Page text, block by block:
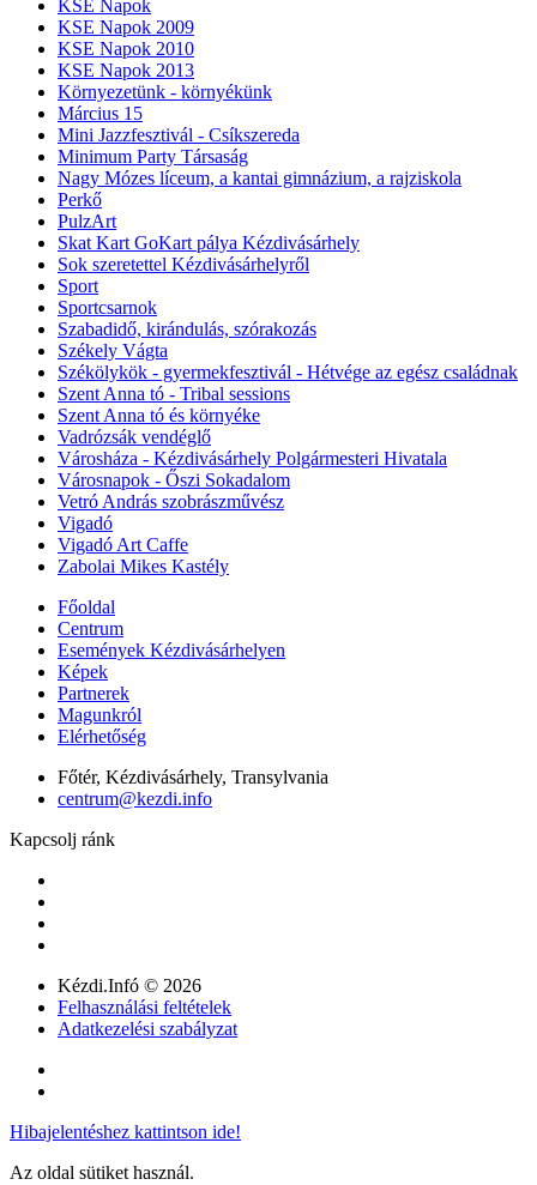
KSE Napok
KSE Napok 2009
KSE Napok 2010
KSE Napok 2013
Környezetünk - környékünk
Március 15
Mini Jazzfesztivál - Csíkszereda
Minimum Party Társaság
Nagy Mózes líceum, a kantai gimnázium, a rajziskola
Perkő
PulzArt
Skat Kart GoKart pálya Kézdivásárhely
Sok szeretettel Kézdivásárhelyről
Sport
Sportcsarnok
Szabadidő, kirándulás, szórakozás
Székely Vágta
Székölykök - gyermekfesztivál - Hétvége az egész családnak
Szent Anna tó - Tribal sessions
Szent Anna tó és környéke
Vadrózsák vendéglő
Városháza - Kézdivásárhely Polgármesteri Hivatala
Városnapok - Őszi Sokadalom
Vetró András szobrászművész
Vigadó
Vigadó Art Caffe
Zabolai Mikes Kastély
Főoldal
Centrum
Események Kézdivásárhelyen
Képek
Partnerek
Magunkról
Elérhetőség
Főtér, Kézdivásárhely, Transylvania
centrum@kezdi.info
Kapcsolj ránk
Kézdi.Infó © 2026
Felhasználási feltételek
Adatkezelési szabályzat
Hibajelentéshez kattintson ide!
Az oldal sütiket használ.